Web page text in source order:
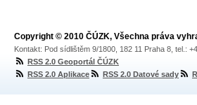
Copyright © 2010 ČÚZK, Všechna práva
Kontakt: Pod sídlištěm 9/1800, 182 11 Praha 8, tel.:
RSS 2.0 Geoportál ČÚZK
RSS 2.0 Aplikace
RSS 2.0 Datové sady